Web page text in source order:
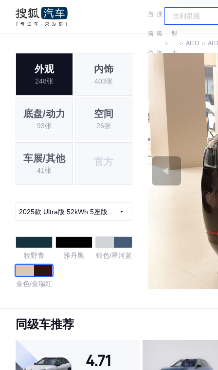
当
前
位
搜
狐
汽
＞
车
型
大
＞ AITO ＞
外观
248张
内饰
403张
底盘/动力
93张
空间
26张
车展/其他
41张
官方
2025款 Ultra版 52kWh 5座版
牧野青 雅丹黑 银色/星河蓝
金色/金瑞红
4.67
·外观表现一般，低于74%同级车
·内饰表现一般，低于60%同级车
同级车推荐
4.71